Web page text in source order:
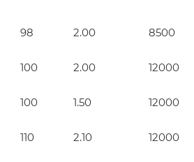
98 2.00 8500
100 2.00 12000
100 1.50 12000
110 2.10 12000